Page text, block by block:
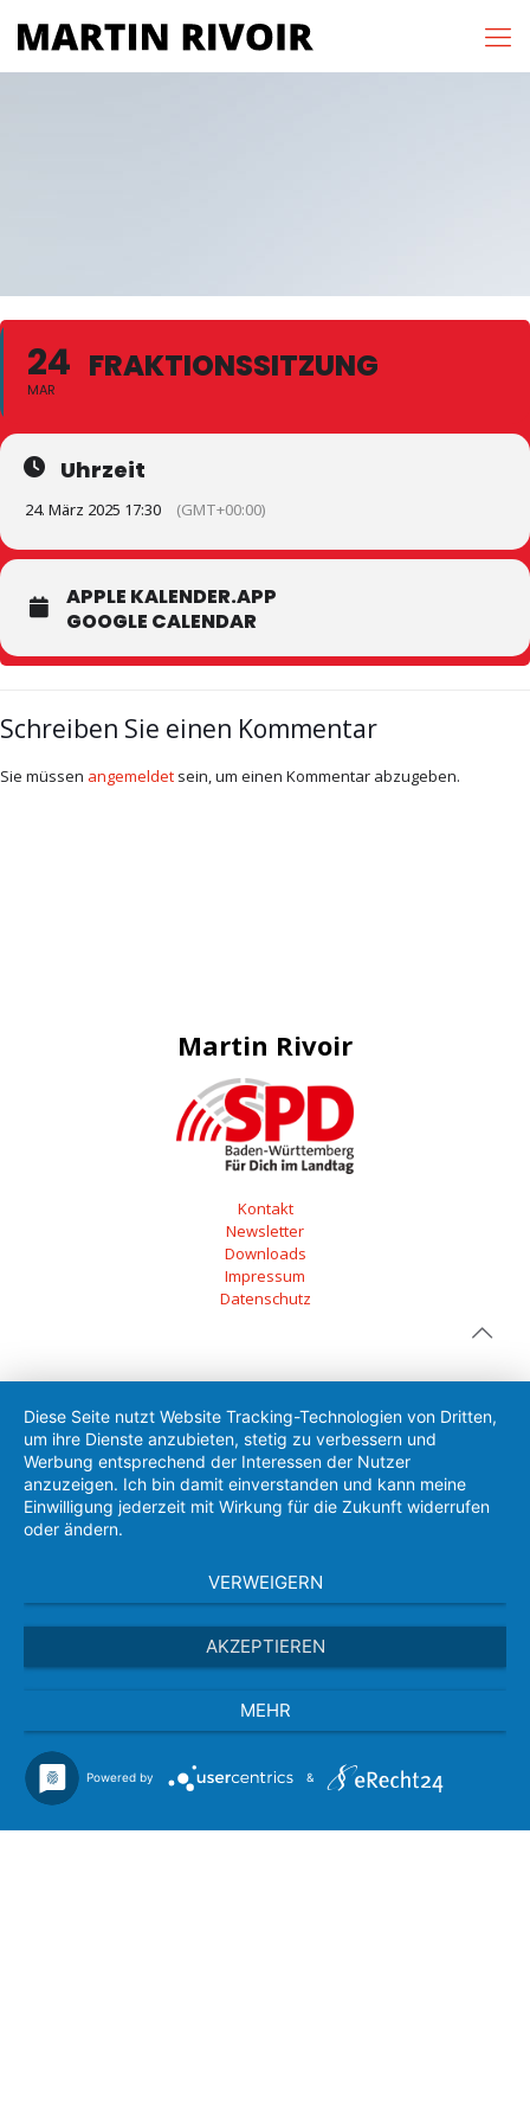
24
MAR
FRAKTIONSSITZUNG
Uhrzeit
24. März 2025 17:30 (GMT+00:00)
APPLE KALENDER.APP
GOOGLE CALENDAR
Schreiben Sie einen Kommentar
Sie müssen angemeldet sein, um einen Kommentar abzugeben.
Martin Rivoir
Kontakt
Newsletter
Downloads
Impressum
Datenschutz
Diese Seite nutzt Website Tracking-Technologien von Dritten,
um ihre Dienste anzubieten, stetig zu verbessern und
Werbung entsprechend der Interessen der Nutzer
anzuzeigen. Ich bin damit einverstanden und kann meine
Einwilligung jederzeit mit Wirkung für die Zukunft widerrufen
oder ändern.
VERWEIGERN
AKZEPTIEREN
MEHR
Powered by &